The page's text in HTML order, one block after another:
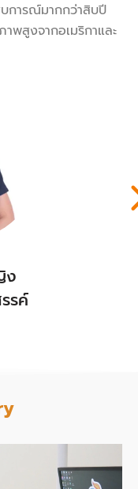
การณ์มากกว่าสิบปี
พสูงจากอเมริกาและ
ง
รค์